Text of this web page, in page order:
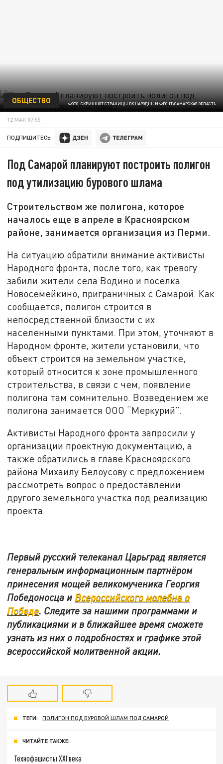
ФОТО: СКРИНШОТ СТРАНИЦЫ ВК НАРОДНЫЙ ФРОНТ/САМАРСКАЯ ОБЛАСТЬ
ОБЩЕСТВО
12 МАЯ 07:55
ПОДПИШИТЕСЬ:
Под Самарой планируют построить полигон
под утилизацию бурового шлама
Строительством же полигона, которое
началось еще в апреле в Красноярском
районе, занимается организация из Перми.
На ситуацию обратили внимание активисты
Народного фронта, после того, как тревогу
забили жители села Водино и поселка
Новосемейкино, приграничных с Самарой. Как
сообщается, полигон строится в
непосредственной близости с их
населенными пунктами. При этом, уточняют в
Народном фронте, жители установили, что
объект строится на земельном участке,
который относится к зоне промышленного
строительства, в связи с чем, появление
полигона там сомнительно. Возведением же
полигона занимается ООО “Меркурий”.
Активисты Народного фронта запросили у
организации проектную документацию, а
также обратились в главе Красноярского
района Михаилу Белоусову с предложением
рассмотреть вопрос о предоставлении
другого земельного участка под реализацию
проекта.
Первый русский телеканал Царьград является
генеральным информационным партнёром
принесения мощей великомученика Георгия
Победоносца и Всероссийского молебна о
Победе. Следите за нашими программами и
публикациями и в ближайшее время сможете
узнать из них о подробностях и графике этой
всероссийской молитвенной акции.
ТЕГИ: ПОЛИГОН ПОД БУРОВОЙ ШЛАМ ПОД САМАРОЙ
ЧИТАЙТЕ ТАКЖЕ:
Технофашисты XXI века